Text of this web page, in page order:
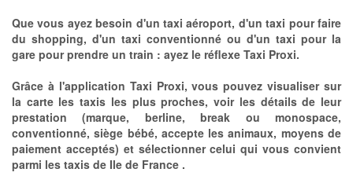
Que vous ayez besoin d'un taxi aéroport, d'un taxi pour faire
du shopping, d'un taxi conventionné ou d'un taxi pour la
gare pour prendre un train : ayez le réflexe Taxi Proxi.
Grâce à l'application Taxi Proxi, vous pouvez visualiser sur
la carte les taxis les plus proches, voir les détails de leur
prestation (marque, berline, break ou monospace,
conventionné, siège bébé, accepte les animaux, moyens de
paiement acceptés) et sélectionner celui qui vous convient
parmi les taxis de Ile de France .